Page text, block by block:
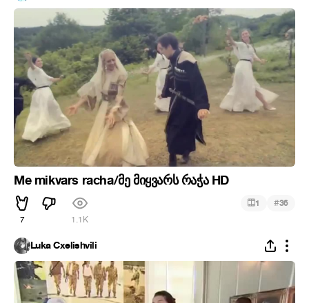
Me mikvars racha/მე მიყვარს რაჭა HD
7 1.1K
1 #36
Luka Cxelishvili